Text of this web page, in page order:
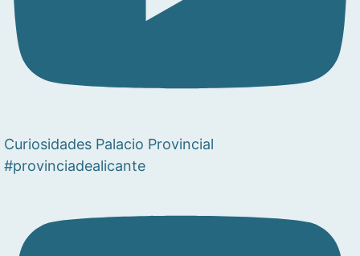
Curiosidades Palacio Provincial
#provinciadealicante